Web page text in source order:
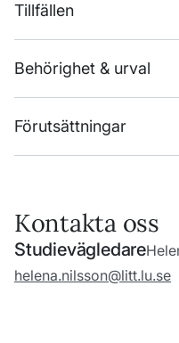
Tillfällen
Behörighet & urval
Förutsättningar
Kontakta oss
Studievägledare
helena.nilsson@litt.lu.se